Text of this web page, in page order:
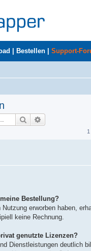
Bestellen Support-
Suche
Bestellung?
erworben haben,
keine Rechnung.
genutzte Lizenzen?
Dienstleistungen deutlich